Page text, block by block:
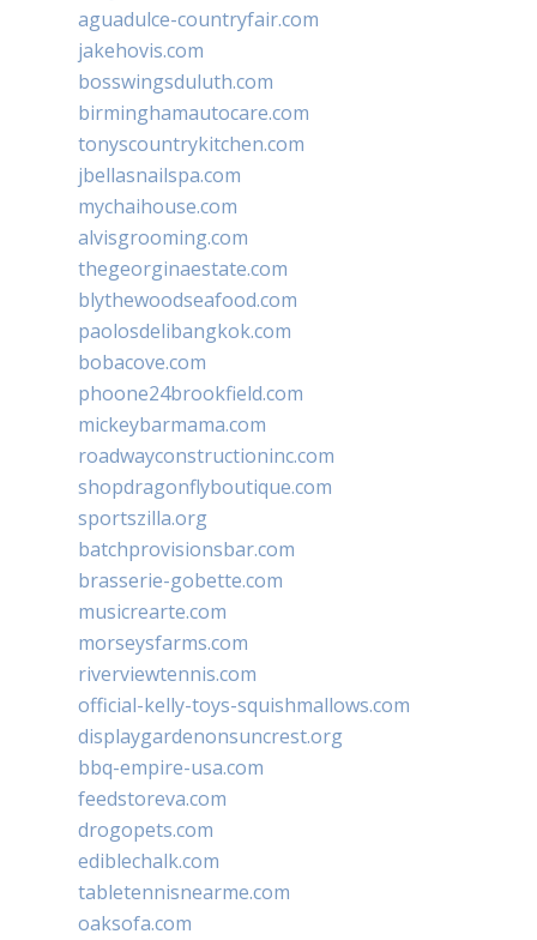
aguadulce-countryfair.com
jakehovis.com
bosswingsduluth.com
birminghamautocare.com
tonyscountrykitchen.com
jbellasnailspa.com
mychaihouse.com
alvisgrooming.com
thegeorginaestate.com
blythewoodseafood.com
paolosdelibangkok.com
bobacove.com
phoone24brookfield.com
mickeybarmama.com
roadwayconstructioninc.com
shopdragonflyboutique.com
sportszilla.org
batchprovisionsbar.com
brasserie-gobette.com
musicrearte.com
morseysfarms.com
riverviewtennis.com
official-kelly-toys-squishmallows.com
displaygardenonsuncrest.org
bbq-empire-usa.com
feedstoreva.com
drogopets.com
ediblechalk.com
tabletennisnearme.com
oaksofa.com